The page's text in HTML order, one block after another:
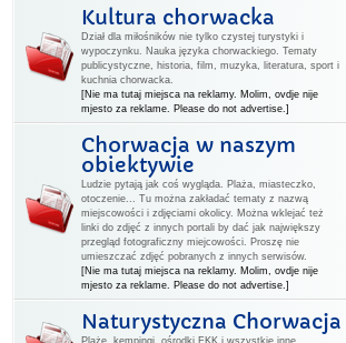
Kultura chorwacka
Dział dla miłośników nie tylko czystej turystyki i
wypoczynku. Nauka języka chorwackiego. Tematy
publicystyczne, historia, film, muzyka, literatura, sport i
kuchnia chorwacka.
[Nie ma tutaj miejsca na reklamy. Molim, ovdje nije
mjesto za reklame. Please do not advertise.]
Chorwacja w naszym
obiektywie
Ludzie pytają jak coś wygląda. Plaża, miasteczko,
otoczenie... Tu można zakładać tematy z nazwą
miejscowości i zdjęciami okolicy. Można wklejać też
linki do zdjęć z innych portali by dać jak największy
przegląd fotograficzny miejcowości. Proszę nie
umieszczać zdjęć pobranych z innych serwisów.
[Nie ma tutaj miejsca na reklamy. Molim, ovdje nije
mjesto za reklame. Please do not advertise.]
Naturystyczna Chorwacja
Plaże, kempingi, ośrodki FKK i wszystkie inne